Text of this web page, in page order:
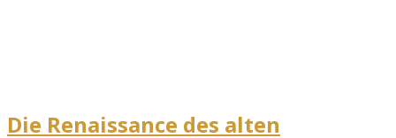
Die Renaissance des alten